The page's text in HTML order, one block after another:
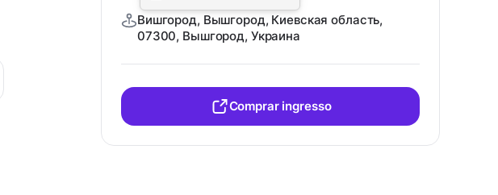
Вишгород, Вышгород, Киевская область,
07300, Вышгород, Украина
Comprar ingresso